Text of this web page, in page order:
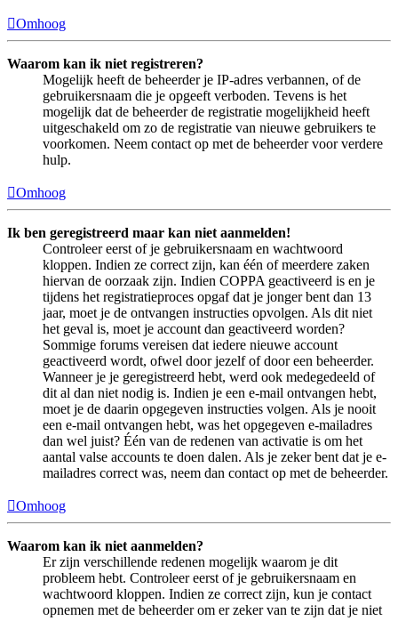
Omhoog
Waarom kan ik niet registreren?
Mogelijk heeft de beheerder je IP-adres verbannen, of de
gebruikersnaam die je opgeeft verboden. Tevens is het
mogelijk dat de beheerder de registratie mogelijkheid heeft
uitgeschakeld om zo de registratie van nieuwe gebruikers te
voorkomen. Neem contact op met de beheerder voor verdere
hulp.
Omhoog
Ik ben geregistreerd maar kan niet aanmelden!
Controleer eerst of je gebruikersnaam en wachtwoord
kloppen. Indien ze correct zijn, kan één of meerdere zaken
hiervan de oorzaak zijn. Indien COPPA geactiveerd is en je
tijdens het registratieproces opgaf dat je jonger bent dan 13
jaar, moet je de ontvangen instructies opvolgen. Als dit niet
het geval is, moet je account dan geactiveerd worden?
Sommige forums vereisen dat iedere nieuwe account
geactiveerd wordt, ofwel door jezelf of door een beheerder.
Wanneer je je geregistreerd hebt, werd ook medegedeeld of
dit al dan niet nodig is. Indien je een e-mail ontvangen hebt,
moet je de daarin opgegeven instructies volgen. Als je nooit
een e-mail ontvangen hebt, was het opgegeven e-mailadres
dan wel juist? Één van de redenen van activatie is om het
aantal valse accounts te doen dalen. Als je zeker bent dat je e-
mailadres correct was, neem dan contact op met de beheerder.
Omhoog
Waarom kan ik niet aanmelden?
Er zijn verschillende redenen mogelijk waarom je dit
probleem hebt. Controleer eerst of je gebruikersnaam en
wachtwoord kloppen. Indien ze correct zijn, kun je contact
opnemen met de beheerder om er zeker van te zijn dat je niet